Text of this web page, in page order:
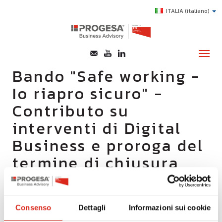
Consenso Dettagli Informazioni sui cookie
ITALIA(italiano)
CHI SIAMO
SERVIZI
TOPICS
HIGHLIGHTS
E-LEARNING
AGEVOLAZIONI
CONTATTI
Bando "Safe working -
Io riapro sicuro" -
Contributo su
interventi di Digital
Business e proroga del
termine di chiusura
dello sportello
05/10/2020